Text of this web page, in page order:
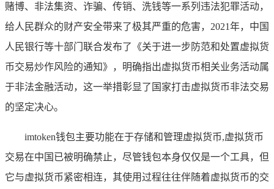
赌博、非法集资、诈骗、传销、洗钱等一系列违法犯罪活动，
给人民群众的财产安全带来了极其严重的危害，2021年，中国
人民银行等十部门联合发布了《关于进一步防范和处置虚拟货
币交易炒作风险的通知》，明确指出虚拟货币相关业务活动属
于非法金融活动，这一举措彰显了国家打击虚拟货币非法交易
的坚定决心。
imtoken钱包主要功能在于存储和管理虚拟货币,虚拟货币
交易在中国已被明确禁止，尽管钱包本身仅仅是一个工具，但
它与虚拟货币紧密相连，其使用过程往往伴随着虚拟货币的交